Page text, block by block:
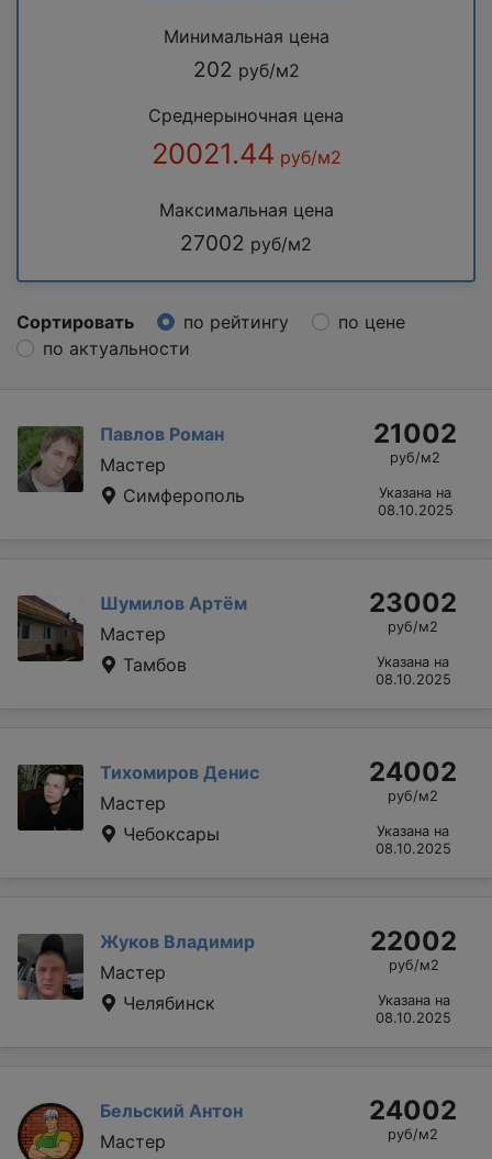
Минимальная цена
202 руб/м2
Среднерыночная цена
20021.44 руб/м2
Максимальная цена
27002 руб/м2
Сортировать по рейтингу
по цене
по актуальности
Павлов Роман
Мастер
Симферополь
21002
руб/м2
Указана на
08.10.2025
Шумилов Артём
Мастер
Тамбов
23002
руб/м2
Указана на
08.10.2025
Тихомиров Денис
Мастер
Чебоксары
24002
руб/м2
Указана на
08.10.2025
Жуков Владимир
Мастер
Челябинск
22002
руб/м2
Указана на
08.10.2025
Бельский Антон
Мастер
24002
руб/м2